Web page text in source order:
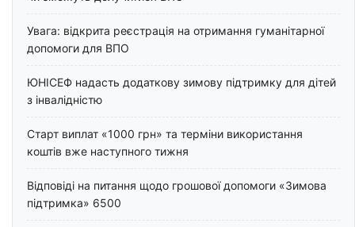
Увага: відкрита реєстрація на отримання гуманітарної
допомоги для ВПО
ЮНІСЕФ надасть додаткову зимову підтримку для дітей
з інвалідністю
Старт виплат «1000 грн» та терміни використання
коштів вже наступного тижня
Відповіді на питання щодо грошової допомоги «Зимова
підтримка» 6500